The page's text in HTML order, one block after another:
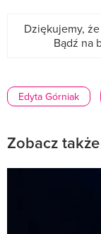
Dziękujemy,
Bądź na
Edyta Górniak
Zobacz także